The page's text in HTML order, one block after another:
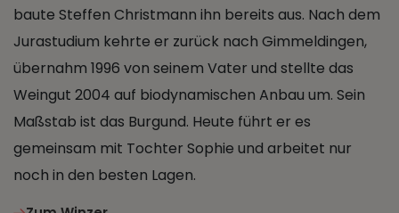
baute Steffen Christmann ihn bereits aus. Nach dem
Jurastudium kehrte er zurück nach Gimmeldingen,
übernahm 1996 von seinem Vater und stellte das
Weingut 2004 auf biodynamischen Anbau um. Sein
Maßstab ist das Burgund. Heute führt er es
gemeinsam mit Tochter Sophie und arbeitet nur
noch in den besten Lagen.